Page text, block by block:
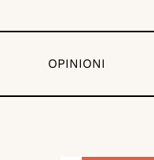
OPINIONI